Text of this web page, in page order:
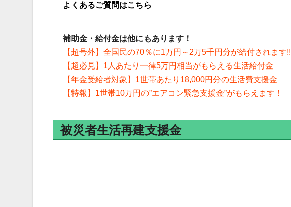
よくあるご質問はこちら
補助金・給付金は他にもあります！
【超号外】全国民の70％に1万円～2万5千円分が給付されます!!
【超必見】1人あたり一律5万円相当がもらえる生活給付金
【年金受給者対象】1世帯あたり18,000円分の生活費支援金
【特報】1世帯10万円の”エアコン緊急支援金”がもらえます！
被災者生活再建支援金